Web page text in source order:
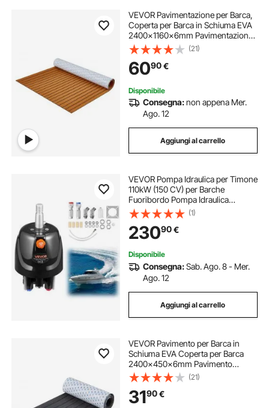
VEVOR Pavimentazione per Barca,
Coperta per Barca in Schiuma EVA
2400x1160x6mm Pavimentazione
Autoadesiva Antiscivolo, 27840
cm² Tappeto Marino per Barche,
Yacht, Pontoni, Coperte per Kayak
(21)
6090€
Disponibile
Consegna:non appena Mer.
Ago. 12
Aggiungi al carrello
VEVOR Pompa Idraulica per Timone
110kW (150 CV) per Barche
Fuoribordo Pompa Idraulica
Timoneria con Pressione di
Esercizio max. 1000 PSI
Alloggiamento in Lega di Alluminio,
Valvola di Ritegno da Barca
(1)
23090€
Disponibile
Consegna:Sab. Ago. 8 - Mer.
Ago. 12
Aggiungi al carrello
VEVOR Pavimento per Barca in
Schiuma EVA Coperta per Barca
2400x450x6mm Pavimento
Autoadesivo Antiscivolo 10800cm²
Tappeto Marino per Barche Yacht
Pontoni Coperte per Kayak
(21)
3190€